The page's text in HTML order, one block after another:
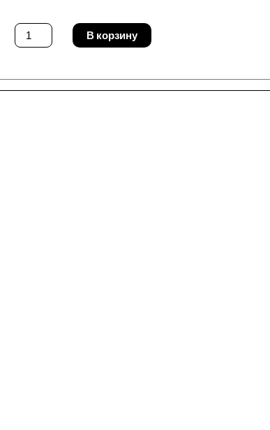
Количество
товара
Лазер
2
В корзину